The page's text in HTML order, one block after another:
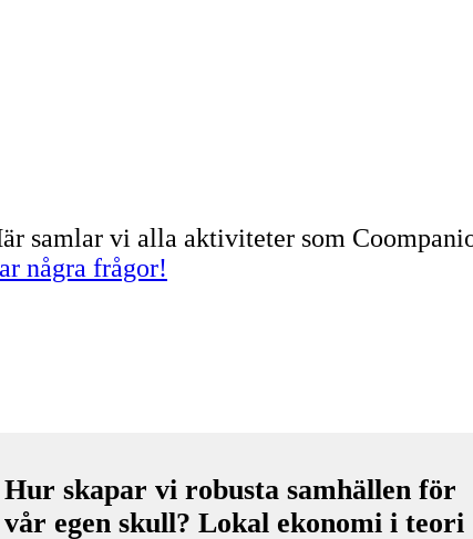
samlar vi alla aktiviteter som
några frågor!
Hur skapar vi robusta samhällen för
vår egen skull? Lokal ekonomi i teori